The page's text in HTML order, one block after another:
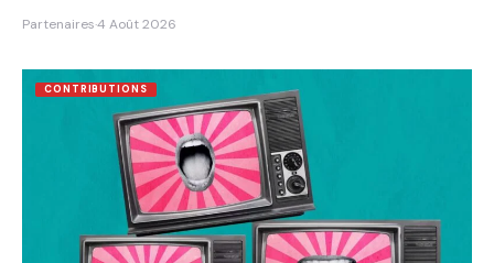
Partenaires·4 Août 2026
CONTRIBUTIONS